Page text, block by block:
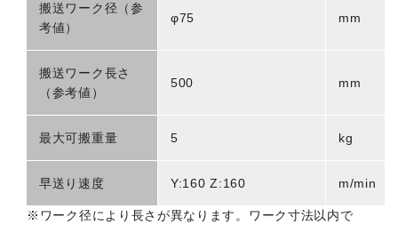
搬送ワーク径（参
考値）
φ75 mm
搬送ワーク長さ
（参考値）
500 mm
最大可搬重量 5 kg
早送り速度 Y:160 Z:160 m/min
※ワーク径により長さが異なります。ワーク寸法以内で